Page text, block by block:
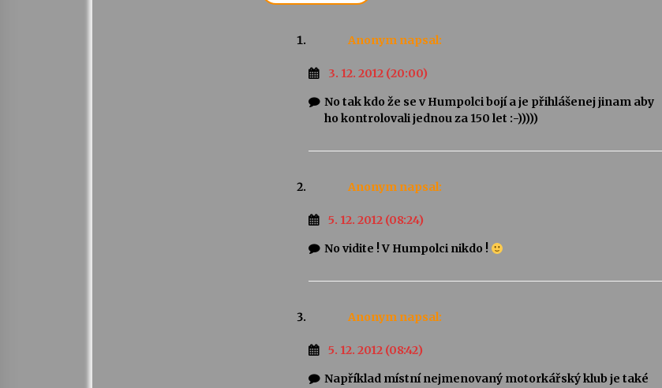
Anonym napsal:
3. 12. 2012 (20:00)
No tak kdo že se v Humpolci bojí a je přihlášenej jinam aby
ho kontrolovali jednou za 150 let :-)))))
Anonym napsal:
5. 12. 2012 (08:24)
No vidite ! V Humpolci nikdo !
Anonym napsal:
5. 12. 2012 (08:42)
Například místní nejmenovaný motorkářský klub je také